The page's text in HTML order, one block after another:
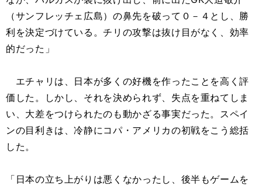
（サンフレッチェ広島）の鼻先を破って０－４とし、勝
利を決定づけている。チリの攻撃は抜け目がなく、効率
的だった」
エチャリは、日本が多くの好機を作ったことを高く評
価した。しかし、それを決められず、失点を重ねてしま
い、大差をつけられたのも動かざる事実だった。スペイ
ンの目利きは、冷静にコパ・アメリカの初戦をこう総括
した。
「日本の立ち上がりは悪くなかったし、後半もゲームを